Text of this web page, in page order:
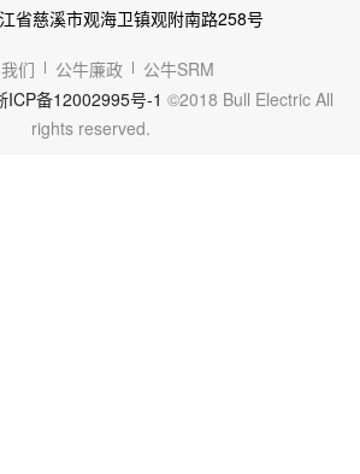
省慈溪市观海卫镇观附南路258号
们 公牛廉政
公牛SRM
ICP备12002995号-1 ©2018 Bull Electric All
rights reserved.